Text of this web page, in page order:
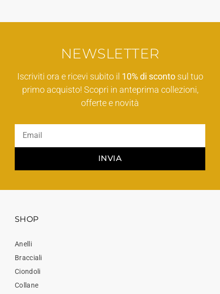
NEWSLETTER
Iscriviti ora e ricevi subito il 10% di scontosul tuo
primo acquisto! Scopri in anteprima collezioni,
offerte e novità
INVIA
SHOP
Anelli
Bracciali
Ciondoli
Collane